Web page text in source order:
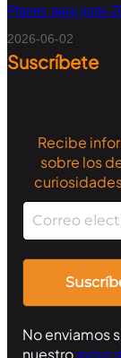
Planes para junio
2026-06-02
Suscríbete
Recibe
sobre los
No enviamos